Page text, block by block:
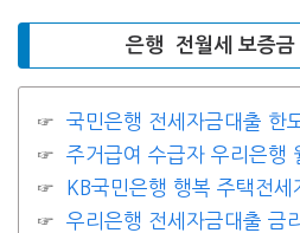
은행 전월세 보증금
국민은행 전세자금대출 한
주거급여 수급자 우리은행
KB국민은행 행복 주택전세
우리은행 전세자금대출 금